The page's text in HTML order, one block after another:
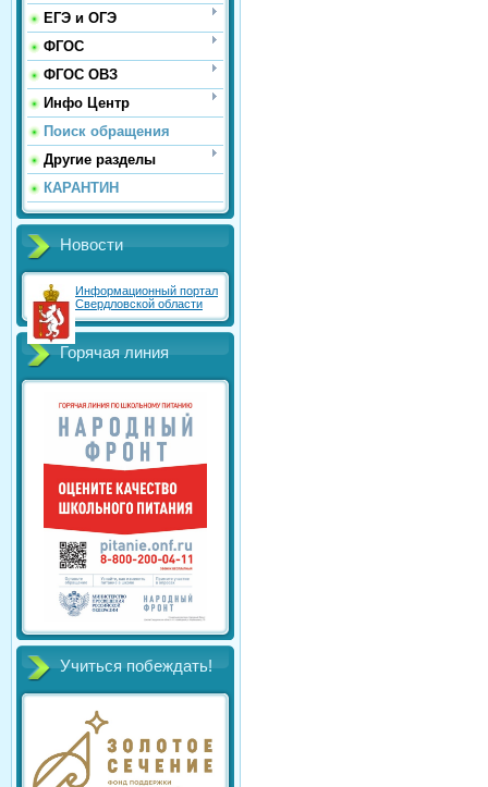
ЕГЭ и ОГЭ
ФГОС
ФГОС ОВЗ
Инфо Центр
Поиск обращения
Другие разделы
КАРАНТИН
Новости
Информационный портал
Свердловской области
Горячая линия
Учиться побеждать!